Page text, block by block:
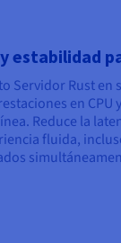
estabilidad
Servidor Rust en
en CPU
Reduce la
fluida,